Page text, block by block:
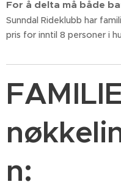
For å delta må både
Sunndal Rideklubb har
pris for inntil 8 personer i
n: